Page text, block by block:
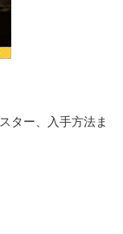
ター、入手方法ま